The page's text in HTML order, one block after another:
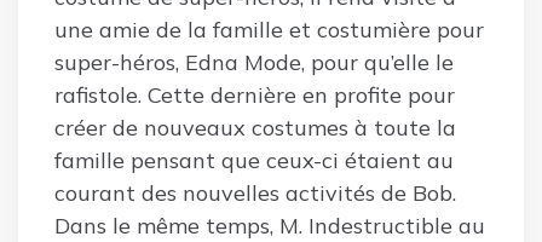
une amie de la famille et costumière pour
super-héros, Edna Mode, pour qu’elle le
rafistole. Cette dernière en profite pour
créer de nouveaux costumes à toute la
famille pensant que ceux-ci étaient au
courant des nouvelles activités de Bob.
Dans le même temps, M. Indestructible au